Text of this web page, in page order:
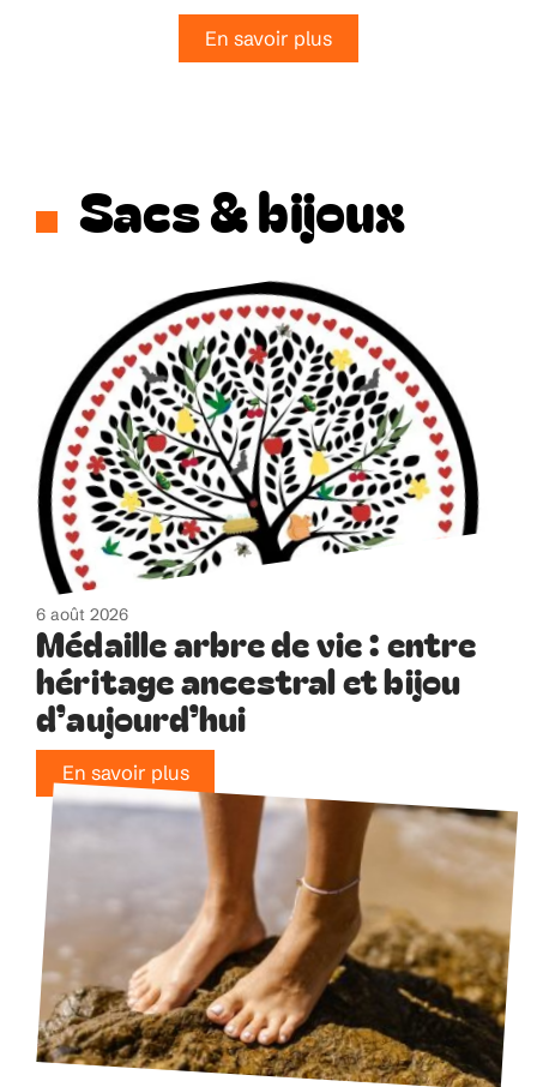
En savoir plus
Sacs & bijoux
6 août 2026
Médaille arbre de vie : entre
héritage ancestral et bijou
d’aujourd’hui
En savoir plus